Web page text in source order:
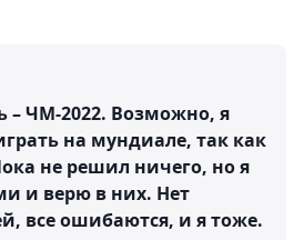
– ЧМ-2022. Возможно, я
на мундиале, так как
не решил ничего, но я
и верю в них. Нет
все ошибаются, и я тоже.